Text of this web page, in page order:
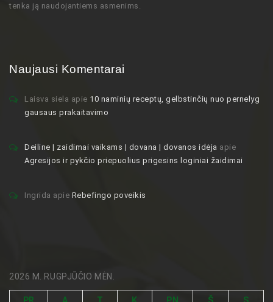
tenka ją naudojantiems asmenims.
Naujausi Komentarai
Laisva siela apie 10 naminių receptų, gelbstinčių nuo pernelyg
gausaus prakaitavimo
Deiline | zaidimai vaikams | dovana | dovanos idėja apie
Agresijos ir pykčio priepuolius prigesins loginiai žaidimai
Ingrida apie Rebefingo poveikis
2026 M. RUGPJŪČIO MĖN.
PR A T K PN Š S